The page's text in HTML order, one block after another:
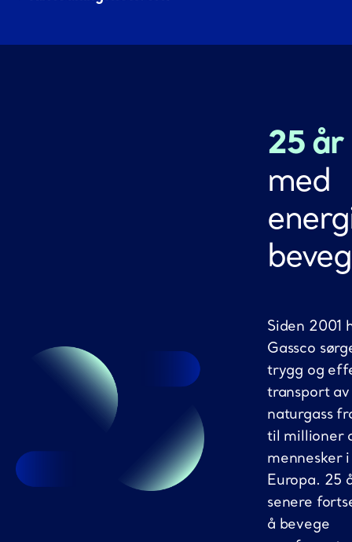
25 år
med
Siden 2001
Gassco
trygg og
transport av
naturgass
til millioner
mennesker i
Europa. 25
senere
å bevege